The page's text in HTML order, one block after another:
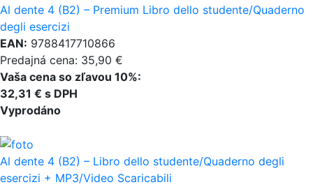
Al dente 4 (B2) – Premium Libro dello studente/Quaderno
degli esercizi
EAN: 9788417710866
Predajná cena: 35,90 €
Vaša cena so zľavou 10%:
32,31 € s DPH
Vyprodáno
Al dente 4 (B2) – Libro dello studente/Quaderno degli
esercizi + MP3/Video Scaricabili